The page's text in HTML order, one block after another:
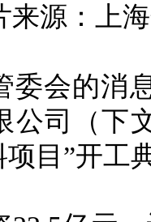
来源：上
委会的消
公司（下
目”开工